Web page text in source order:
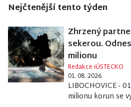
Nejčtenější tento týden
Zhrzený
sekerou.
milionu
Redakce iÚSTECKO
01. 08. 2026
LIBOCHOVICE -
milionu korun se